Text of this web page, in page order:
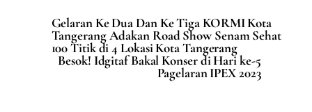
c
e
b
ai
l
at
s
A
ar
e
Gelaran Ke Dua Dan Ke Tiga KORMI Kota
Tangerang Adakan Road Show Senam Sehat
100 Titik di 4 Lokasi Kota Tangerang
Besok! Idgitaf Bakal Konser di Hari ke-5
Pagelaran IPEX 2023